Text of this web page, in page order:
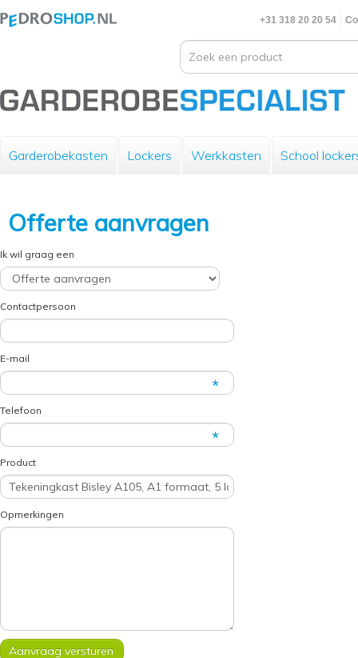
+31 318 20 20 54
Garderobekasten Lockers Werkkasten School
Offerte aanvragen
Ik wil graag een
Contactpersoon
E-mail
Telefoon
Product
Opmerkingen